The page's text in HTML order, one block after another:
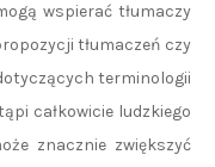
wspierać tłumaczy
tłumaczeń czy
terminologii
całkowicie ludzkiego
znacznie zwiększyć